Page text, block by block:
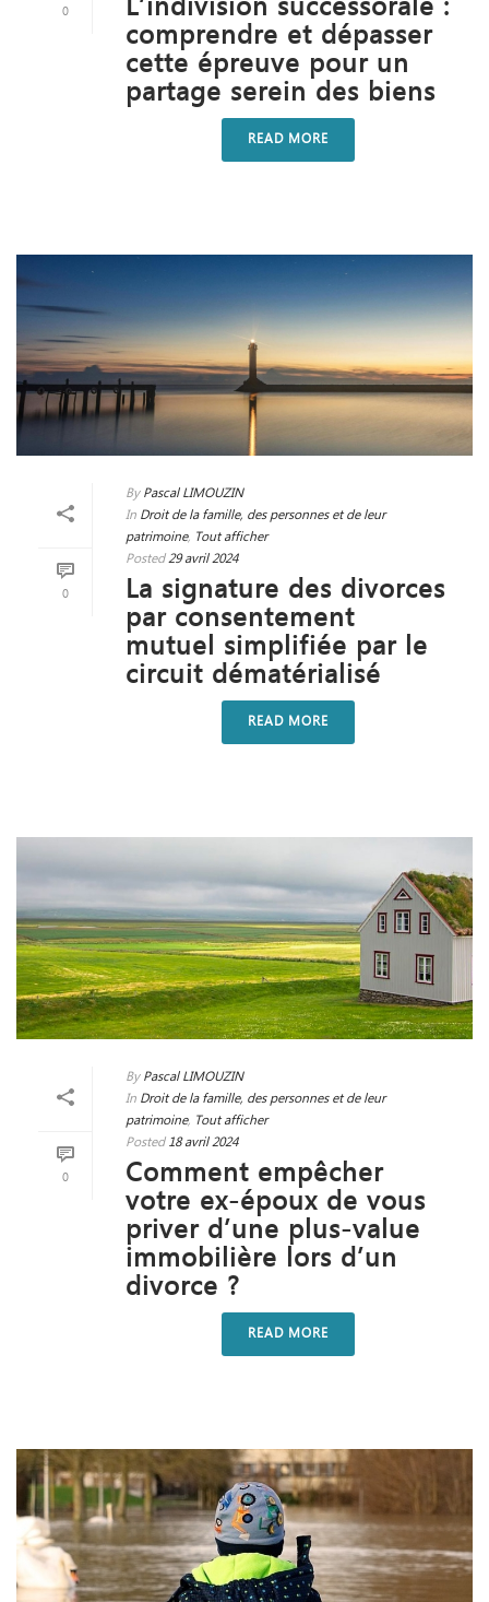
0
L’indivision successorale :
comprendre et dépasser
cette épreuve pour un
partage serein des biens
READ MORE
0
By Pascal LIMOUZIN
In Droit de la famille, des personnes et de leur
patrimoine, Tout afficher
Posted29 avril 2024
La signature des divorces
par consentement
mutuel simplifiée par le
circuit dématérialisé
READ MORE
0
By Pascal LIMOUZIN
In Droit de la famille, des personnes et de leur
patrimoine, Tout afficher
Posted 18 avril 2024
Comment empêcher
votre ex-époux de vous
priver d’une plus-value
immobilière lors d’un
divorce ?
READ MORE